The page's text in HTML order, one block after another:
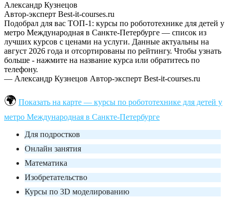
Александр Кузнецов
Автор-эксперт Best-it-courses.ru
Подобрал для вас ТОП-1: курсы по робототехнике для детей у
метро Международная в Санкте-Петербурге — список из
лучших курсов с ценами на услуги. Данные актуальны на
август 2026 года и отсортированы по рейтингу. Чтобы узнать
больше - нажмите на название курса или обратитесь по
телефону.
— Александр Кузнецов Автор-эксперт Best-it-courses.ru
Показать на карте — курсы по робототехнике для детей у
метро Международная в Санкте-Петербурге
Для подростков
Онлайн занятия
Математика
Изобретательство
Курсы по 3D моделированию